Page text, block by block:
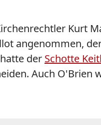
Kurt
angenommen,
der Schotte
Auch O'Brien